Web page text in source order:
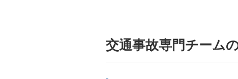
交通事故専門チーム